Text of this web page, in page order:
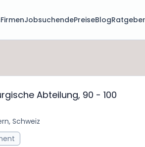
FirmenJobsuchendePreiseBlogRatgeber
Abteilung, 90 - 100
Schweiz